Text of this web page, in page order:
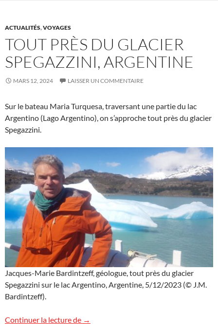
ACTUALITÉS,VOYAGES
TOUT PRÈS DU GLACIER
SPEGAZZINI, ARGENTINE
MARS 12, 2024 LAISSER UN COMMENTAIRE
Sur le bateau Maria Turquesa, traversant une partie du lac
Argentino (Lago Argentino), on s’approche tout près du glacier
Spegazzini.
Jacques-Marie Bardintzeff, géologue, tout près du glacier
Spegazzini sur le lac Argentino, Argentine, 5/12/2023 (© J.M.
Bardintzeff).
Continuer la lecture de Tout près du glacier Spegazzini,
→